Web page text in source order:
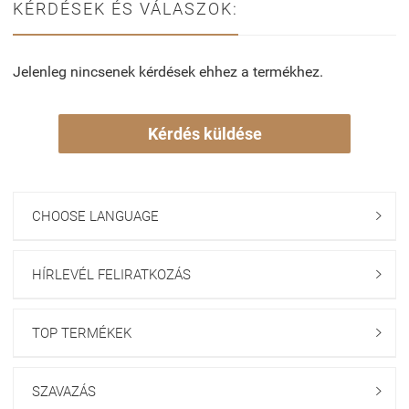
KÉRDÉSEK ÉS VÁLASZOK:
Jelenleg nincsenek kérdések ehhez a termékhez.
Kérdés küldése
CHOOSE LANGUAGE 
HÍRLEVÉL FELIRATKOZÁS 
TOP TERMÉKEK 
SZAVAZÁS 